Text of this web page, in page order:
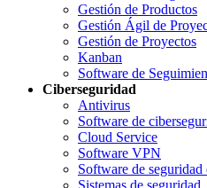
Gestión de Productos
Gestión Ágil de
Gestión de Proyectos
Kanban
Software de
Ciberseguridad
Antivirus
Software de
Cloud Service
Software VPN
Software de seguridad